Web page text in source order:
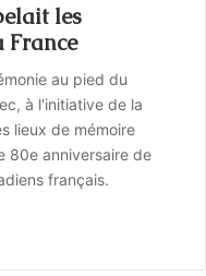
les
France
au pied du
à l'initiative de la
lieux de mémoire
80e anniversaire de
français.